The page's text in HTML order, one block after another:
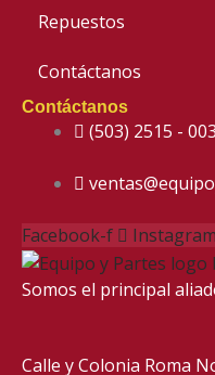
Repuestos
Contáctanos
Contáctanos
(503) 2515 -
Facebook-f Instagram
Somos el principal
Calle y Colonia Roma